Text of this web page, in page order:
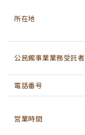
所在地
公民館事業業務受託者
電話番号
営業時間